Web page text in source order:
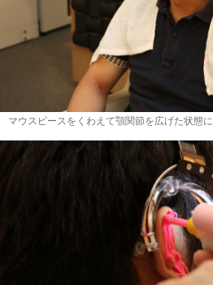
マウスピースをくわえて顎関節を広げた状態に